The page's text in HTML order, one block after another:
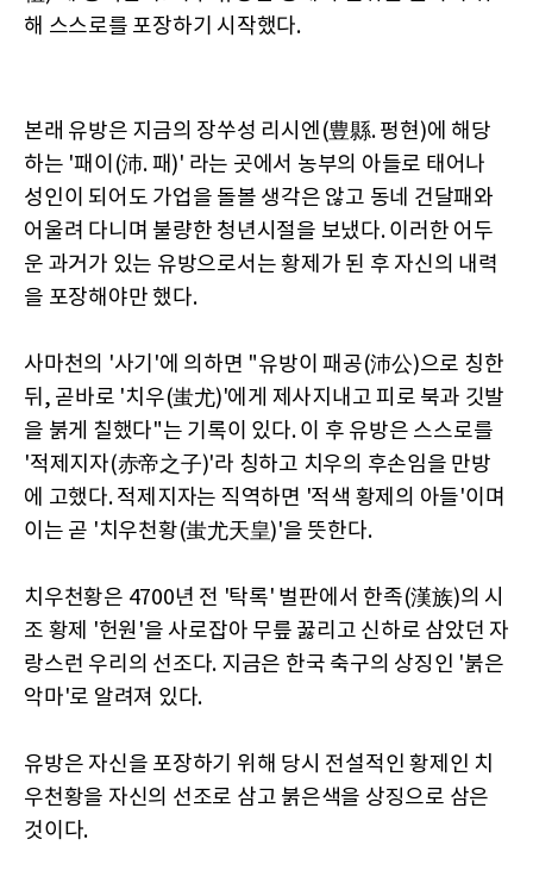
해 스스로를 포장하기 시작했다.
본래 유방은 지금의 장쑤성 리시엔(豊縣. 펑현)에 해당
하는 '패이(沛. 패)' 라는 곳에서 농부의 아들로 태어나
성인이 되어도 가업을 돌볼 생각은 않고 동네 건달패와
어울려 다니며 불량한 청년시절을 보냈다. 이러한 어두
운 과거가 있는 유방으로서는 황제가 된 후 자신의 내력
을 포장해야만 했다.
사마천의 '사기'에 의하면 "유방이 패공(沛公)으로 칭한
뒤, 곧바로 '치우(蚩尤)'에게 제사지내고 피로 북과 깃발
을 붉게 칠했다"는 기록이 있다. 이 후 유방은 스스로를
'적제지자(赤帝之子)'라 칭하고 치우의 후손임을 만방
에 고했다. 적제지자는 직역하면 '적색 황제의 아들'이며
이는 곧 '치우천황(蚩尤天皇)'을 뜻한다.
치우천황은 4700년 전 '탁록' 벌판에서 한족(漢族)의 시
조 황제 '헌원'을 사로잡아 무릎 꿇리고 신하로 삼았던 자
랑스런 우리의 선조다. 지금은 한국 축구의 상징인 '붉은
악마'로 알려져 있다.
유방은 자신을 포장하기 위해 당시 전설적인 황제인 치
우천황을 자신의 선조로 삼고 붉은색을 상징으로 삼은
것이다.